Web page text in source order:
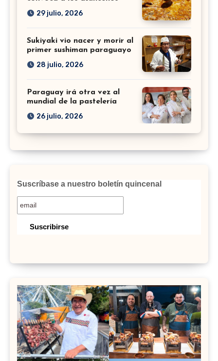
29 julio, 2026
Sukiyaki vio nacer y morir al
primer sushiman paraguayo
28 julio, 2026
Paraguay irá otra vez al
mundial de la pastelería
26 julio, 2026
Suscríbase a nuestro boletín quincenal